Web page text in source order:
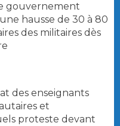
gouvernement
hausse de 30 à 80
des militaires dès
des enseignants
et
proteste devant